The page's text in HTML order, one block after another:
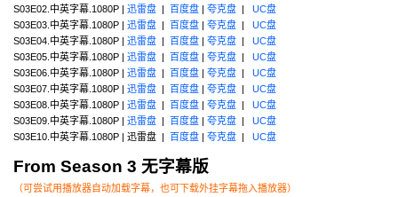
S03E02.中英字幕.1080P | 迅雷盘 | 百度盘 | 夸克盘 | UC盘
S03E03.中英字幕.1080P | 迅雷盘 | 百度盘 | 夸克盘 | UC盘
S03E04.中英字幕.1080P | 迅雷盘 | 百度盘 | 夸克盘 | UC盘
S03E05.中英字幕.1080P | 迅雷盘 | 百度盘 | 夸克盘 | UC盘
S03E06.中英字幕.1080P | 迅雷盘 | 百度盘 | 夸克盘 | UC盘
S03E07.中英字幕.1080P | 迅雷盘 | 百度盘 | 夸克盘 | UC盘
S03E08.中英字幕.1080P | 迅雷盘 | 百度盘 | 夸克盘 | UC盘
S03E09.中英字幕.1080P | 迅雷盘 | 百度盘 | 夸克盘 | UC盘
S03E10.中英字幕.1080P | 迅雷盘 | 百度盘 | 夸克盘 | UC盘
From Season 3 无字幕版
（可尝试用播放器自动加载字幕，也可下载外挂字幕拖入播放器）